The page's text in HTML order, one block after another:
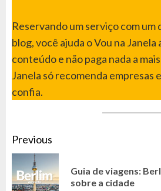
Reservando um serviço com um
blog, você ajuda o Vou na Janela
conteúdo e não paga nada a
Janela só recomenda empresas
confia.
CONTINUE
READING
Previous
Guia de viagens:
sobre a cidade